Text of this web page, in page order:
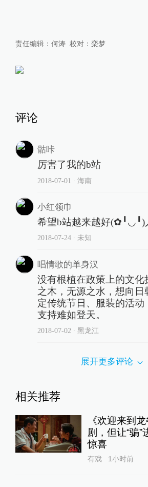
责任编辑： 何涛 校对： 栾梦
评论
骷咔
厉害了我的b站
2018-07-01 ∙ 海南
小红领巾
希望b站越来越好
2018-07-24∙ 未知
唱情歌的单身汉
没有根植在政策上的文化
之木，无源之水，想向日
定传统节日、服装的活动
支持难如登天。
2018-07-02 ∙ 黑龙江
展开更多评论
相关推荐
《欢迎来到
剧，但让“骗
惊喜
有戏 1小时前